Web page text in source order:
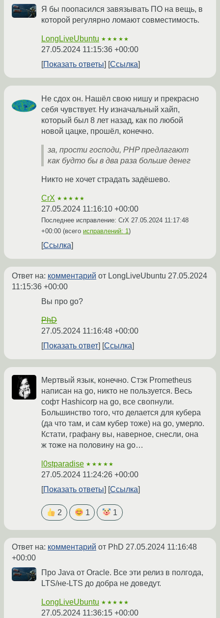
Я бы поопасился завязывать ПО на вещь, в
которой регулярно ломают совместимость.
LongLiveUbuntu ★★★★★
27.05.2024 11:15:36 +00:00
Показать ответы
Ссылка
Не сдох он. Нашёл свою нишу и прекрасно
себя чувствует. Ну изначальный хайп,
который был 8 лет назад, как по любой
новой цацке, прошёл, конечно.
за, прости господи, PHP предлагают
как будто бы в два раза больше денег
Никто не хочет страдать задёшево.
CrX ★★★★★
27.05.2024 11:16:10 +00:00
Последнее исправление: CrX 27.05.2024 11:17:48
+00:00 (всего исправлений: 1)
Ссылка
Ответ на: комментарий от LongLiveUbuntu 27.05.2024
11:15:36 +00:00
Вы про go?
PhD
27.05.2024 11:16:48 +00:00
Показать ответ
Ссылка
Мертвый язык, конечно. Стэк Prometheus
написан на go, никто не пользуется. Весь
софт Hashicorp на go, все свопнули.
Большинство того, что делается для кубера
(да что там, и сам кубер тоже) на go, умерло.
Кстати, графану вы, наверное, снесли, она
ж тоже на половину на go…
l0stparadise ★★★★★
27.05.2024 11:24:26 +00:00
Показать ответы
Ссылка
2 1 1
Ответ на: комментарий от PhD 27.05.2024 11:16:48
+00:00
Про Java от Oracle. Все эти релиз в полгода,
LTS/не-LTS до добра не доведут.
LongLiveUbuntu ★★★★★
27.05.2024 11:36:15 +00:00